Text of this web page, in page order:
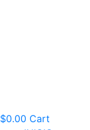
$0.00 Cart